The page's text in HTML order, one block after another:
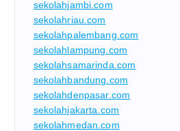
sekolahjambi.com
sekolahriau.com
sekolahpalembang.com
sekolahlampung.com
sekolahsamarinda.com
sekolahbandung.com
sekolahdenpasar.com
sekolahjakarta.com
sekolahmedan.com